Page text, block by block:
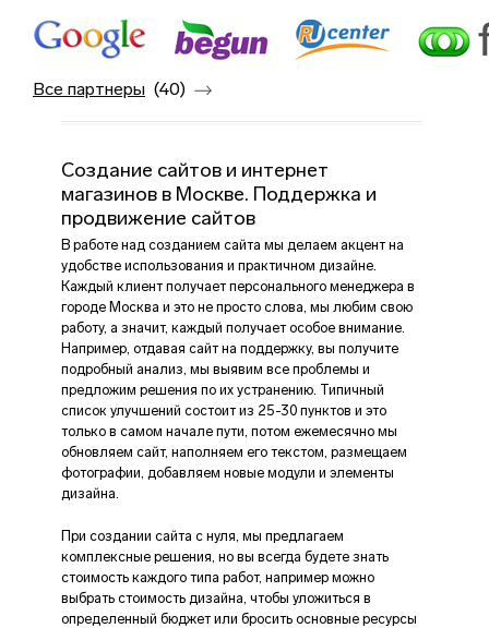
Все партнеры (40)
Создание сайтов и интернет
магазинов в Москве. Поддержка и
продвижение сайтов
В работе над созданием сайта мы делаем акцент на
удобстве использования и практичном дизайне.
Каждый клиент получает персонального менеджера в
городе Москва и это не просто слова, мы любим свою
работу, а значит, каждый получает особое внимание.
Например, отдавая сайт на поддержку, вы получите
подробный анализ, мы выявим все проблемы и
предложим решения по их устранению. Типичный
список улучшений состоит из 25-30 пунктов и это
только в самом начале пути, потом ежемесячно мы
обновляем сайт, наполняем его текстом, размещаем
фотографии, добавляем новые модули и элементы
дизайна.
При создании сайта с нуля, мы предлагаем
комплексные решения, но вы всегда будете знать
стоимость каждого типа работ, например можно
выбрать стоимость дизайна, чтобы уложиться в
определенный бюджет или бросить основные ресурсы